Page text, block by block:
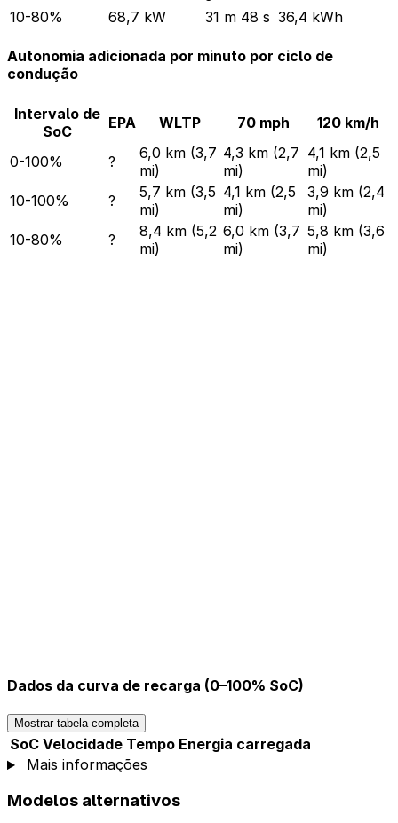
10-80%
68,7 kW 31 m 48 s 36,4 kWh
Autonomia adicionada por minuto por ciclo de
condução
Intervalo de
SoC
EPA WLTP 70 mph 120 km/h
0-100% ?
6,0 km (3,7
mi)
4,3 km (2,7
mi)
4,1 km (2,5
mi)
10-100%
?
5,7 km (3,5
mi)
4,1 km (2,5
mi)
3,9 km (2,4
mi)
10-80%
?
8,4 km (5,2
mi)
6,0 km (3,7
mi)
5,8 km (3,6
mi)
Dados da curva de recarga (0–100% SoC)
Mostrar tabela completa
SoC Velocidade Tempo Energia carregada
Mais informações
Modelos alternativos